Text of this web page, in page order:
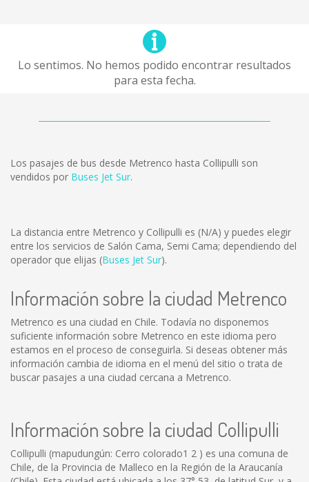
Lo sentimos. No hemos podido encontrar resultados
para esta fecha.
Los pasajes de bus desde Metrenco hasta Collipulli son
vendidos por Buses Jet Sur.
La distancia entre Metrenco y Collipulli es (N/A) y puedes elegir
entre los servicios de Salón Cama, Semi Cama; dependiendo del
operador que elijas (Buses Jet Sur).
Información sobre la ciudad Metrenco
Metrenco es una ciudad en Chile. Todavía no disponemos
suficiente información sobre Metrenco en este idioma pero
estamos en el proceso de conseguirla. Si deseas obtener más
información cambia de idioma en el menú del sitio o trata de
buscar pasajes a una ciudad cercana a Metrenco.
Información sobre la ciudad Collipulli
Collipulli (mapudungún: Cerro colorado1 2 ) es una comuna de
Chile, de la Provincia de Malleco en la Región de la Araucanía